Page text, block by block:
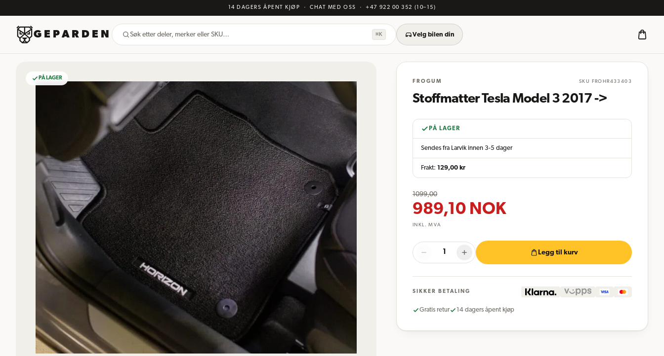
14 DAGERS ÅPENT KJØP · CHAT MED OSS ·+47 922 00 352 (10–15)
GEPARDEN Søk etter deler, merker eller SKU… ⌘K Velg bilen din
PÅ LAGER
FROGUM SKU FROHR433403
Stoffmatter Tesla Model 3 2017 ->
PÅ LAGER
Sendes fra Larvik innen 3-5 dager
Frakt: 129,00 kr
1099,00
989,10 NOK
INKL. MVA
Legg til kurv
SIKKER BETALING
Gratis retur 14 dagers åpent kjøp